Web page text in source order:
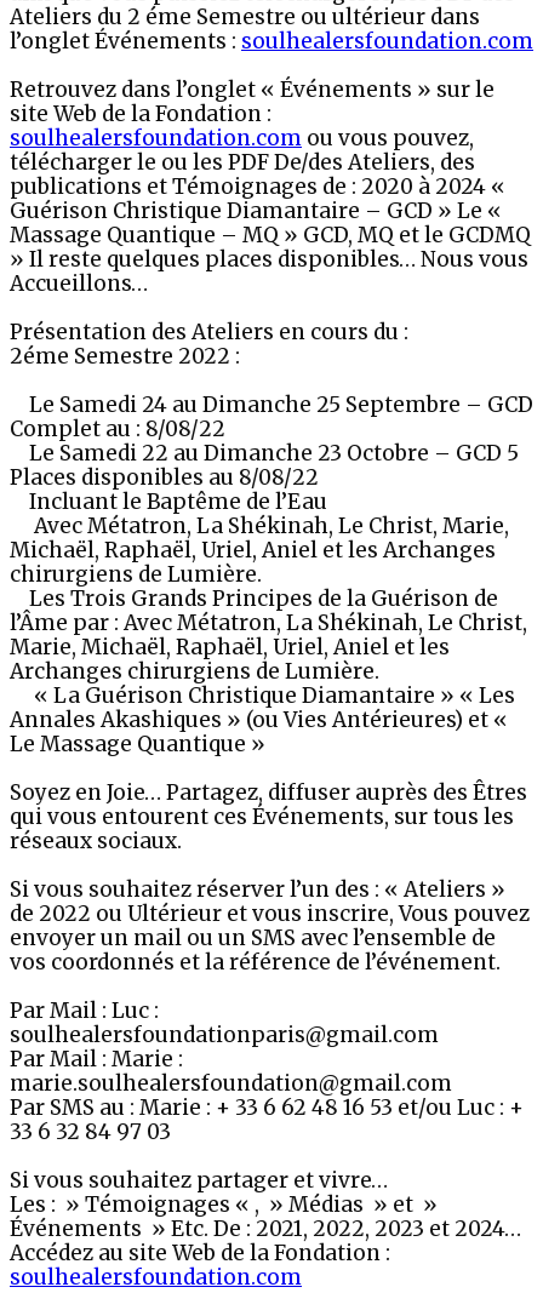
Ateliers du 2 éme Semestre ou ultérieur dans
l’onglet Événements : soulhealersfoundation.com
Retrouvez dans l’onglet « Événements » sur le
site Web de la Fondation :
soulhealersfoundation.com ou vous pouvez,
télécharger le ou les PDF De/des Ateliers, des
publications et Témoignages de : 2020 à 2024 «
Guérison Christique Diamantaire – GCD » Le «
Massage Quantique – MQ » GCD, MQ et le GCDMQ
» Il reste quelques places disponibles… Nous vous
Accueillons…
Présentation des Ateliers en cours du :
2éme Semestre 2022 :
Le Samedi 24 au Dimanche 25 Septembre – GCD
Complet au : 8/08/22
Le Samedi 22 au Dimanche 23 Octobre – GCD 5
Places disponibles au 8/08/22
Incluant le Baptême de l’Eau
Avec Métatron, La Shékinah, Le Christ, Marie,
Michaël, Raphaël, Uriel, Aniel et les Archanges
chirurgiens de Lumière.
Les Trois Grands Principes de la Guérison de
l’Âme par : Avec Métatron, La Shékinah, Le Christ,
Marie, Michaël, Raphaël, Uriel, Aniel et les
Archanges chirurgiens de Lumière.
« La Guérison Christique Diamantaire » « Les
Annales Akashiques » (ou Vies Antérieures) et «
Le Massage Quantique »
Soyez en Joie… Partagez, diffuser auprès des Êtres
qui vous entourent ces Événements, sur tous les
réseaux sociaux.
Si vous souhaitez réserver l’un des : « Ateliers »
de 2022 ou Ultérieur et vous inscrire, Vous pouvez
envoyer un mail ou un SMS avec l’ensemble de
vos coordonnés et la référence de l’événement.
Par Mail : Luc :
soulhealersfoundationparis@gmail.com
Par Mail : Marie :
marie.soulhealersfoundation@gmail.com
Par SMS au : Marie : + 33 6 62 48 16 53 et/ou Luc : +
33 6 32 84 97 03
Si vous souhaitez partager et vivre…
Les : » Témoignages « , » Médias » et »
Événements » Etc. De : 2021, 2022, 2023 et 2024…
Accédez au site Web de la Fondation :
soulhealersfoundation.com